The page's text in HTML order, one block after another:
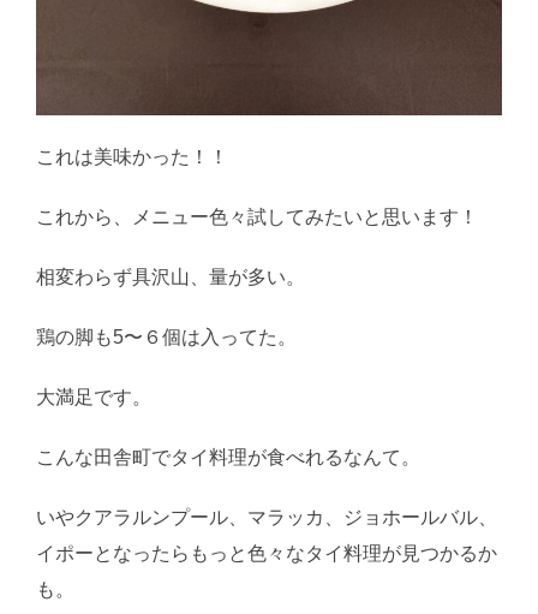
これは美味かった！！
これから、メニュー色々試してみたいと思います！
相変わらず具沢山、量が多い。
鶏の脚も5〜６個は入ってた。
大満足です。
こんな田舎町でタイ料理が食べれるなんて。
いやクアラルンプール、マラッカ、ジョホールバル、
イポーとなったらもっと色々なタイ料理が見つかるか
も。